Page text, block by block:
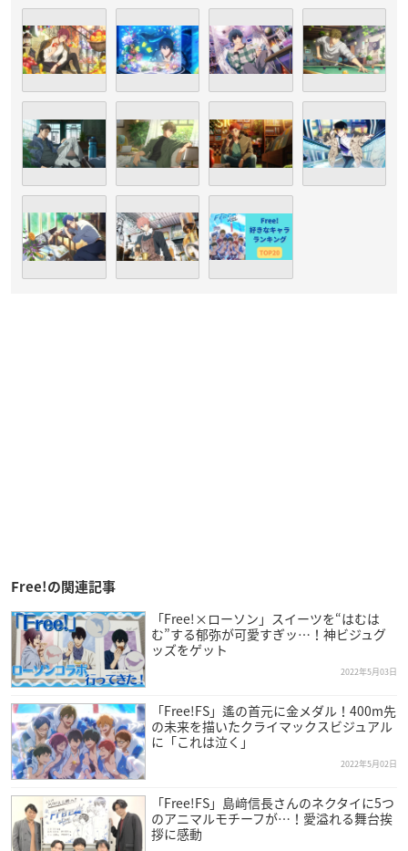
Free!の関連記事
「Free!×ローソン」スイーツを“はむは
む”する郁弥が可愛すぎッ…！神ビジュグ
ッズをゲット
2022年5月03日
「Free!FS」遙の首元に金メダル！400m先
の未来を描いたクライマックスビジュアル
に「これは泣く」
2022年5月02日
「Free!FS」島﨑信長さんのネクタイに5つ
のアニマルモチーフが…！愛溢れる舞台挨
拶に感動